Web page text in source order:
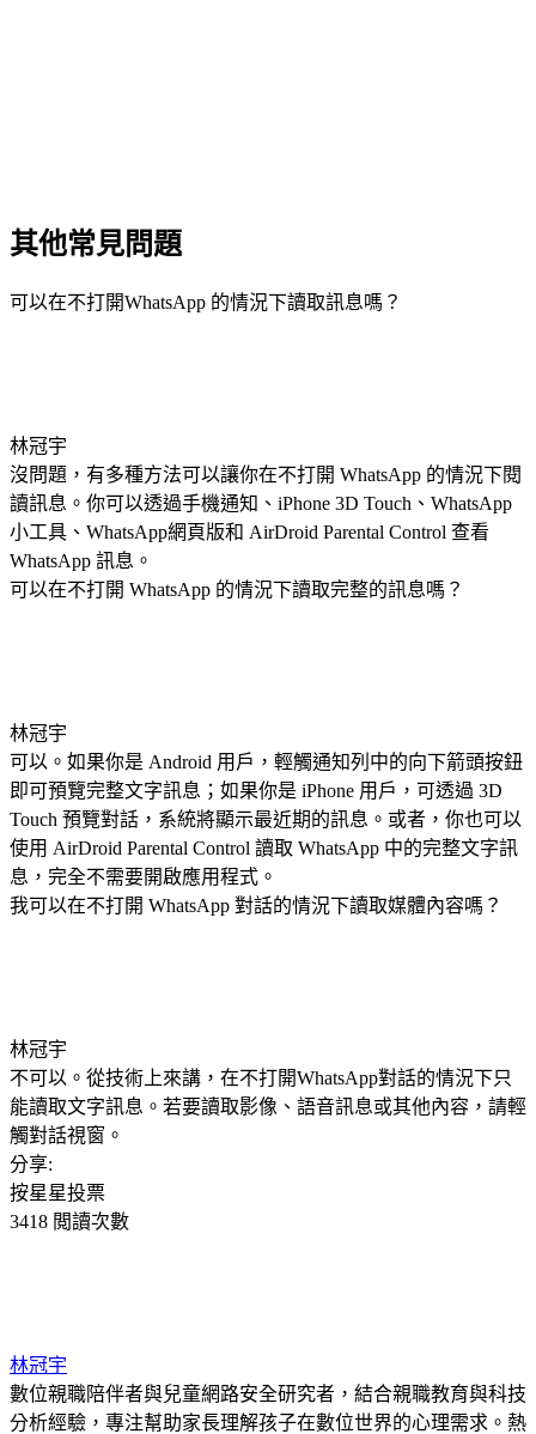
其他常見問題
可以在不打開WhatsApp 的情況下讀取訊息嗎？
林冠宇
沒問題，有多種方法可以讓你在不打開 WhatsApp 的情況下閱
讀訊息。你可以透過手機通知、iPhone 3D Touch、WhatsApp
小工具、WhatsApp網頁版和 AirDroid Parental Control 查看
WhatsApp 訊息。
可以在不打開 WhatsApp 的情況下讀取完整的訊息嗎？
林冠宇
可以。如果你是 Android 用戶，輕觸通知列中的向下箭頭按鈕
即可預覽完整文字訊息；如果你是 iPhone 用戶，可透過 3D
Touch 預覽對話，系統將顯示最近期的訊息。或者，你也可以
使用 AirDroid Parental Control 讀取 WhatsApp 中的完整文字訊
息，完全不需要開啟應用程式。
我可以在不打開 WhatsApp 對話的情況下讀取媒體內容嗎？
林冠宇
不可以。從技術上來講，在不打開WhatsApp對話的情況下只
能讀取文字訊息。若要讀取影像、語音訊息或其他內容，請輕
觸對話視窗。
分享:
按星星投票
3418 閲讀次數
林冠宇
數位親職陪伴者與兒童網路安全研究者，結合親職教育與科技
分析經驗，專注幫助家長理解孩子在數位世界的心理需求。熱